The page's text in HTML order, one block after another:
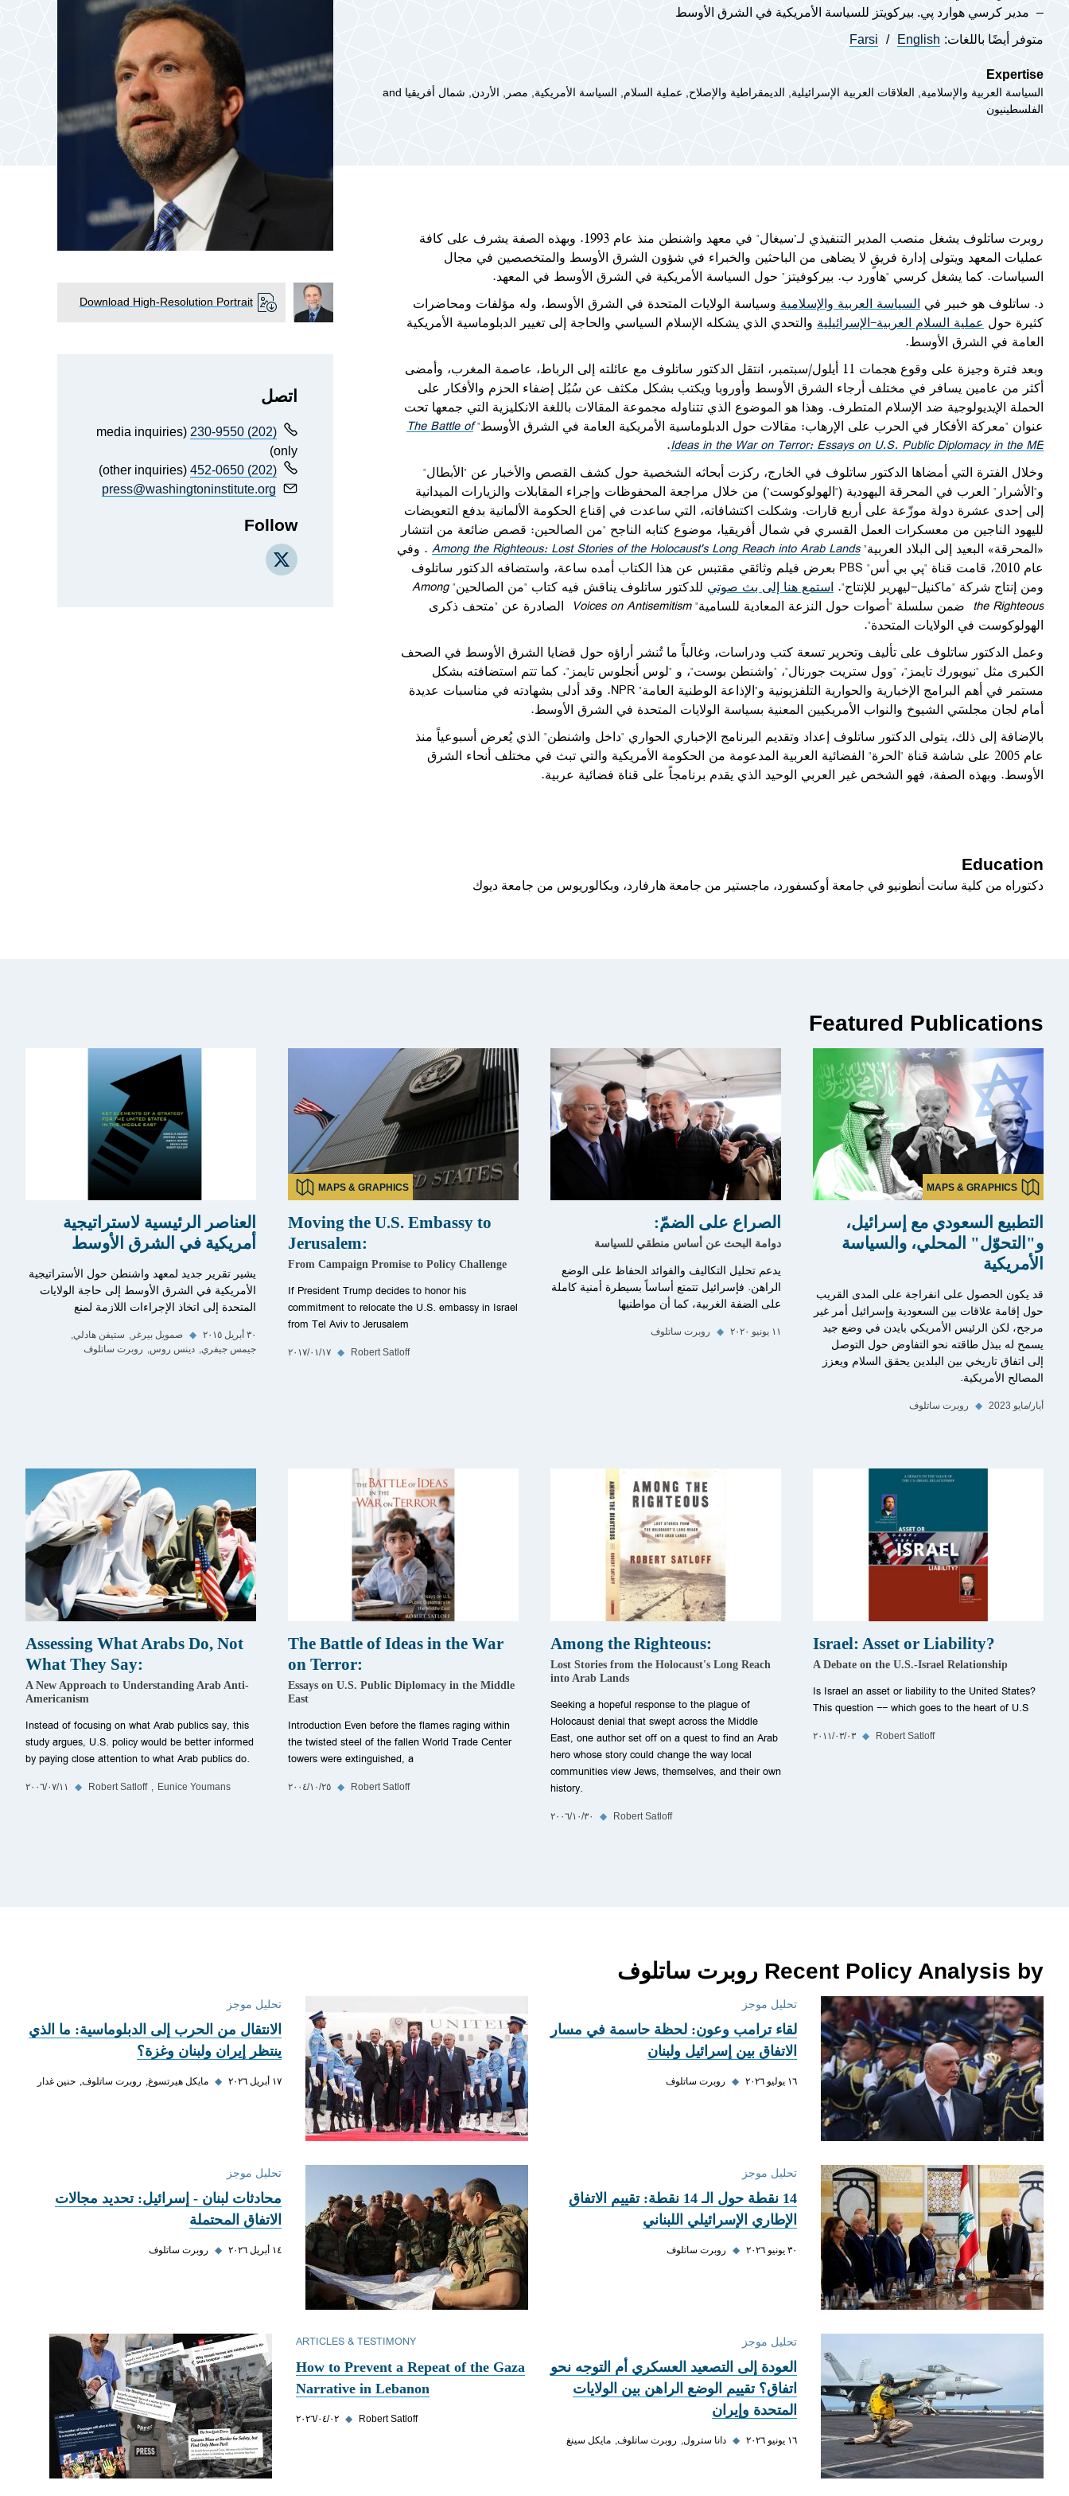
مدير كرسي هوارد پي. بيركويتز للسياسة الأمريكية في الشرق الأوسط
متوفر أيضًا باللغات: English
Farsi
Expertise
السياسة العربية والإسلامية العلاقات العربية الإسرائيلية الديمقراطية والإصلاح عملية السلام السياسة الأمريكية مصر الأردن
شمال أفريقيا
الفلسطينيون
روبرت ساتلوف يشغل منصب المدير التنفيذي لـ"سيغال" في معهد واشنطن
منذ عام 1993. وبهذه الصفة يشرف على كافة
عمليات المعهد ويتولى إدارة فريقٍ لا يضاهى من الباحثين والخبراء في شؤون الشرق الأوسط والمتخصصين في مجال
السياسات. كما يشغل كرسي "هاورد ب. بيركوفيتز" حول السياسة الأمريكية في الشرق الأوسط في المعهد.
د. ساتلوف هو خبير في السياسة العربية والإسلامية وسياسة الولايات المتحدة في الشرق الأوسط، وله مؤلفات ومحاضرات
كثيرة حول عملية السلام العربية-الإسرائيلية والتحدي الذي يشكله الإسلام السياسي والحاجة إلى تغيير الدبلوماسية الأمريكية
العامة في الشرق الأوسط.
وبعد فترة وجيزة على وقوع هجمات 11 أيلول/سبتمبر، انتقل الدكتور ساتلوف مع عائلته إلى الرباط، عاصمة المغرب، وأمضى
أكثر من عامين يسافر في مختلف أرجاء الشرق الأوسط وأوروبا ويكتب بشكل مكثف عن سُبُل إضفاء الحزم والأفكار على
الحملة الإيديولوجية ضد الإسلام المتطرف. وهذا هو الموضوع الذي تتناوله مجموعة المقالات باللغة الانكليزية التي جمعها تحت
عنوان "معركة الأفكار في الحرب على الإرهاب: مقالات حول الدبلوماسية الأمريكية العامة في الشرق الأوسط"The Battle of
Ideas in the War on Terror: Essays on U.S. Public Diplomacy in the ME
.
وخلال الفترة التي أمضاها الدكتور ساتلوف في الخارج، ركزت أبحاثه الشخصية حول كشف القصص والأخبار عن "الأبطال"
و"الأشرار" العرب في المحرقة اليهودية ("الهولوكوست") من خلال مراجعة المحفوظات وإجراء المقابلات والزيارات الميدانية
إلى إحدى عشرة دولة موزّعة على أربع قارات. وشكلت اكتشافاته، التي ساعدت في إقناع الحكومة الألمانية بدفع التعويضات
لليهود الناجين من معسكرات العمل القسري في شمال أفريقيا، موضوع كتابه الناجح "من الصالحين: قصص ضائعة من انتشار
«المحرقة» البعيد إلى البلاد العربية"Among the Righteous: Lost Stories of the Holocaust's Long Reach into Arab Lands . وفي
عام 2010، قامت قناة "پي بي أس"
PBS بعرض فيلم وثائقي مقتبس عن هذا الكتاب أمده ساعة، واستضافه الدكتور ساتلوف
ومن إنتاج شركة "ماكنيل-ليهرير للإنتاج". استمع هنا إلى بث صوتي للدكتور ساتلوف يناقش فيه كتاب "من الصالحين"Among
the Righteous ضمن سلسلة "أصوات حول النزعة المعادية للسامية"Voices on Antisemitism الصادرة عن "متحف ذكرى
الهولوكوست في الولايات المتحدة".
وعمل الدكتور ساتلوف على تأليف وتحرير تسعة كتب ودراسات، وغالباً ما تُنشر أراؤه حول قضايا الشرق الأوسط في الصحف
الكبرى مثل "نيويورك تايمز"، "وول ستريت جورنال"، "واشنطن بوست"، و "لوس أنجلوس تايمز". كما تتم استضافته بشكل
مستمر في أهم البرامج الإخبارية والحوارية التلفزيونية و"الإذاعة الوطنية العامة"NPR. وقد أدلى بشهادته في مناسبات عديدة
أمام لجان مجلسَي الشيوخ والنواب الأمريكيين المعنية بسياسة الولايات المتحدة في الشرق الأوسط.
بالإضافة إلى ذلك، يتولى الدكتور ساتلوف إعداد وتقديم البرنامج الإخباري الحواري "داخل واشنطن" الذي يُعرض أسبوعياً منذ
عام 2005 على شاشة قناة "الحرة" الفضائية العربية المدعومة من الحكومة الأمريكية والتي تبث في مختلف أنحاء الشرق
الأوسط. وبهذه الصفة، فهو الشخص غير العربي الوحيد الذي يقدم برنامجاً على قناة فضائية عربية.
Education
دكتوراه من كلية سانت أنطونيو في جامعة أوكسفورد، ماجستير من جامعة هارفارد، وبكالوريوس من جامعة ديوك
Download High-Resolution Portrait
اتصل
(202) 230-9550
(media inquiries
only)
(202) 452-0650
(other inquiries)
press@washingtoninstitute.org
Follow
X
Featured Publications
MAPS & GRAPHICS
التطبيع السعودي مع إسرائيل،
و"التحوّل" المحلي، والسياسة
الأمريكية
قد يكون الحصول على انفراجة على المدى القريب
حول إقامة علاقات بين السعودية وإسرائيل أمر غير
مرجح، لكن الرئيس الأمريكي بايدن في وضع جيد
يسمح له ببذل طاقته نحو التفاوض حول التوصل
إلى اتفاق تاريخي بين البلدين يحقق السلام ويعزز
المصالح الأمريكية.
أيار/مايو 2023 ◆ روبرت ساتلوف
الصراع على الضمّ:
دوامة البحث عن أساس منطقي للسياسة
يدعم تحليل التكاليف والفوائد الحفاظ على الوضع
الراهن. فإسرائيل تتمتع أساساً بسيطرة أمنية كاملة
على الضفة الغربية، كما أن مواطنيها
١١ يونيو ٢٠٢٠ ◆ روبرت ساتلوف
MAPS & GRAPHICS
Moving the U.S. Embassy to
Jerusalem:
From Campaign Promise to Policy Challenge
If President Trump decides to honor his
commitment to relocate the U.S. embassy in Israel
from Tel Aviv to Jerusalem
١٧‏/٠١‏/٢٠١٧ ◆ Robert Satloff
العناصر الرئيسية لاستراتيجية
أمريكية في الشرق الأوسط
يشير تقرير جديد لمعهد واشنطن حول الأستراتيجية
الأمريكية في الشرق الأوسط إلى حاجة الولايات
المتحدة إلى اتخاذ الإجراءات اللازمة لمنع
٣٠ أبريل ٢٠١٥ ◆ صمويل بيرغر
ستيفن هادلي
جيمس جيفري دينس روس روبرت ساتلوف
Israel: Asset or Liability?
A Debate on the U.S.-Israel Relationship
Is Israel an asset or liability to the United States?
This question -- which goes to the heart of U.S
٠٣‏/٠٣‏/٢٠١١ ◆ Robert Satloff
Among the Righteous:
Lost Stories from the Holocaust's Long Reach
into Arab Lands
Seeking a hopeful response to the plague of
Holocaust denial that swept across the Middle
East, one author set off on a quest to find an Arab
hero whose story could change the way local
communities view Jews, themselves, and their own
history.
٣٠‏/١٠‏/٢٠٠٦ ◆ Robert Satloff
The Battle of Ideas in the War
on Terror:
Essays on U.S. Public Diplomacy in the Middle
East
Introduction Even before the flames raging within
the twisted steel of the fallen World Trade Center
towers were extinguished, a
٢٥‏/١٠‏/٢٠٠٤ ◆ Robert Satloff
Assessing What Arabs Do, Not
What They Say:
A New Approach to Understanding Arab Anti-
Americanism
Instead of focusing on what Arab publics say, this
study argues, U.S. policy would be better informed
by paying close attention to what Arab publics do.
١١‏/٠٧‏/٢٠٠٦ ◆ Robert Satloff Eunice Youmans
Recent Policy Analysis by روبرت ساتلوف
تحليل موجز
لقاء ترامب وعون: لحظة حاسمة في مسار
الاتفاق بين إسرائيل ولبنان
١٦ يوليو ٢٠٢٦ ◆ روبرت ساتلوف
تحليل موجز
14 نقطة حول الـ 14 نقطة: تقييم الاتفاق
الإطاري الإسرائيلي اللبناني
٣٠ يونيو ٢٠٢٦ ◆ روبرت ساتلوف
تحليل موجز
العودة إلى التصعيد العسكري أم التوجه نحو
اتفاق؟ تقييم الوضع الراهن بين الولايات
المتحدة وإيران
١٦ يونيو ٢٠٢٦ ◆ دانا سترول روبرت ساتلوف مايكل سينغ
تحليل موجز
الانتقال من الحرب إلى الدبلوماسية: ما الذي
ينتظر إيران ولبنان وغزة؟
١٧ أبريل ٢٠٢٦ ◆ مايكل هيرتسوغ روبرت ساتلوف حنين غدار
تحليل موجز
محادثات لبنان - إسرائيل: تحديد مجالات
الاتفاق المحتملة
١٤ أبريل ٢٠٢٦ ◆ روبرت ساتلوف
ARTICLES & TESTIMONY
How to Prevent a Repeat of the Gaza
Narrative in Lebanon
٠٢‏/٠٤‏/٢٠٢٦ ◆ Robert Satloff